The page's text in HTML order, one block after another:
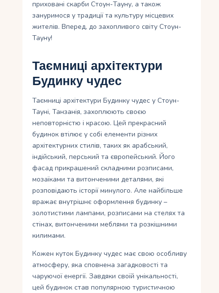
приховані скарби Стоун-Тауну, а також
зануримося у традиції та культуру місцевих
жителів. Вперед, до захопливого світу Стоун-
Тауну!
Таємниці архітектури
Будинку чудес
Таємниці архітектури Будинку чудес у Стоун-
Тауні, Танзанія, захоплюють своєю
неповторністю і красою. Цей прекрасний
будинок втілює у собі елементи різних
архітектурних стилів, таких як арабський,
індійський, перський та європейський. Його
фасад прикрашений складними розписами,
мозаїками та витонченими деталями, які
розповідають історії минулого. Але найбільше
вражає внутрішнє оформлення будинку –
золотистими лампами, розписами на стелях та
стінах, витонченими меблями та розкішними
килимами.
Кожен куток Будинку чудес має свою особливу
атмосферу, яка сповнена загадковості та
чаруючої енергії. Завдяки своїй унікальності,
цей будинок став популярною туристичною